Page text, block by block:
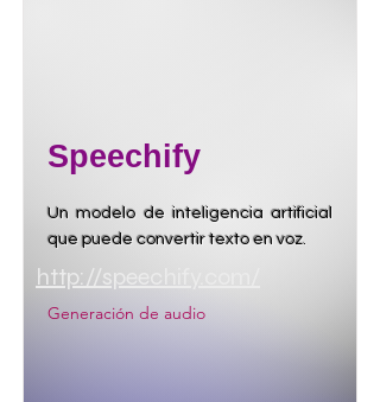
Speechify
Un modelo de inteligencia artificial
que puede convertir texto en voz.
http://speechify.com/
Generación de audio